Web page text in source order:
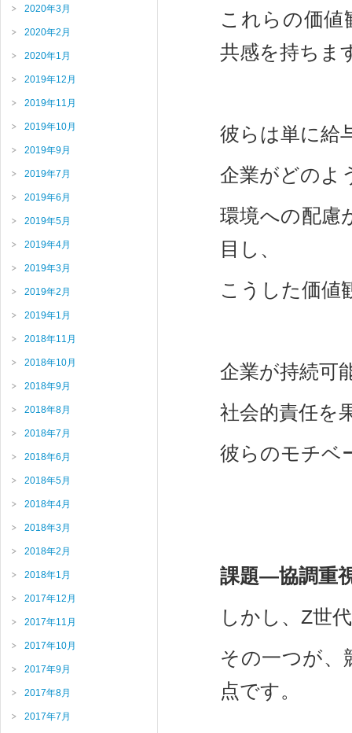
これらの価値
共感を持ちま
彼らは単に給
企業がどのよ
環境への配慮
目し、
こうした価値
企業が持続可
社会的責任を
彼らのモチベ
課題—協調重
しかし、Z世
その一つが、
点です。
2020年3月
2020年2月
2020年1月
2019年12月
2019年11月
2019年10月
2019年9月
2019年7月
2019年6月
2019年5月
2019年4月
2019年3月
2019年2月
2019年1月
2018年11月
2018年10月
2018年9月
2018年8月
2018年7月
2018年6月
2018年5月
2018年4月
2018年3月
2018年2月
2018年1月
2017年12月
2017年11月
2017年10月
2017年9月
2017年8月
2017年7月